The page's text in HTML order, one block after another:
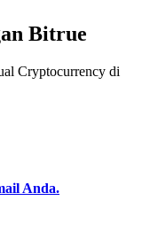
Bitrue
Cryptocurrency di
Anda.